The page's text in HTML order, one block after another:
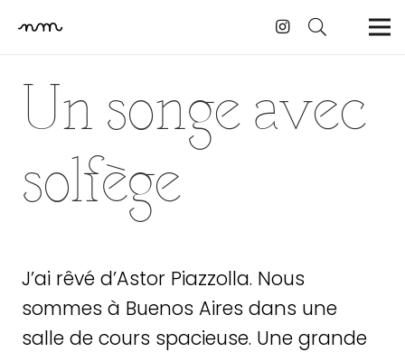
Un songe avec
solfège
J’ai rêvé d’Astor Piazzolla. Nous
sommes à Buenos Aires dans une
salle de cours spacieuse. Une grande